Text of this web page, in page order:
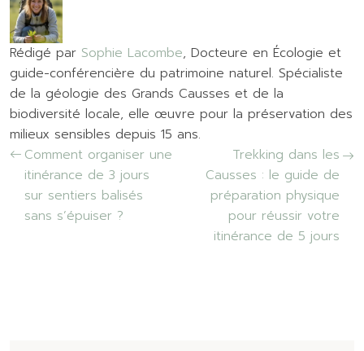
Rédigé par Sophie Lacombe, Docteure en Écologie et
guide-conférencière du patrimoine naturel. Spécialiste
de la géologie des Grands Causses et de la
biodiversité locale, elle œuvre pour la préservation des
milieux sensibles depuis 15 ans.
Comment organiser une
itinérance de 3 jours
sur sentiers balisés
sans s’épuiser ?
Trekking dans les
Causses : le guide de
préparation physique
pour réussir votre
itinérance de 5 jours